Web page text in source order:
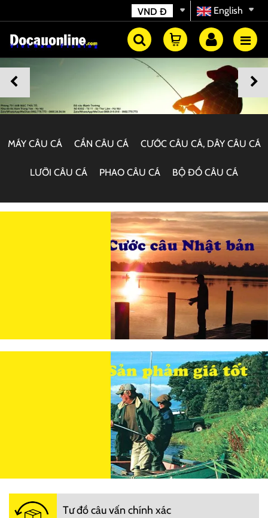
English
VND Đ
MÁY CÂU CÁ CẦN CÂU CÁ CƯỚC CÂU CÁ, DÂY CÂU CÁ
LƯỠI CÂU CÁ PHAO CÂU CÁ BỘ ĐỒ CÂU CÁ
Tư đồ câu vấn chính xác